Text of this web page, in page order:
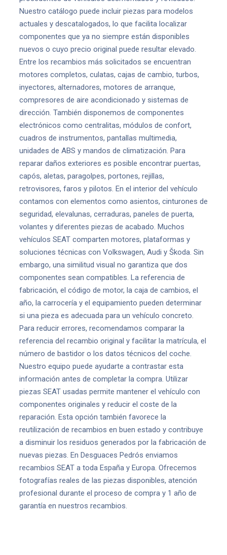
Nuestro catálogo puede incluir piezas para modelos
actuales y descatalogados, lo que facilita localizar
componentes que ya no siempre están disponibles
nuevos o cuyo precio original puede resultar elevado.
Entre los recambios más solicitados se encuentran
motores completos, culatas, cajas de cambio, turbos,
inyectores, alternadores, motores de arranque,
compresores de aire acondicionado y sistemas de
dirección. También disponemos de componentes
electrónicos como centralitas, módulos de confort,
cuadros de instrumentos, pantallas multimedia,
unidades de ABS y mandos de climatización. Para
reparar daños exteriores es posible encontrar puertas,
capós, aletas, paragolpes, portones, rejillas,
retrovisores, faros y pilotos. En el interior del vehículo
contamos con elementos como asientos, cinturones de
seguridad, elevalunas, cerraduras, paneles de puerta,
volantes y diferentes piezas de acabado. Muchos
vehículos SEAT comparten motores, plataformas y
soluciones técnicas con Volkswagen, Audi y Škoda. Sin
embargo, una similitud visual no garantiza que dos
componentes sean compatibles. La referencia de
fabricación, el código de motor, la caja de cambios, el
año, la carrocería y el equipamiento pueden determinar
si una pieza es adecuada para un vehículo concreto.
Para reducir errores, recomendamos comparar la
referencia del recambio original y facilitar la matrícula, el
número de bastidor o los datos técnicos del coche.
Nuestro equipo puede ayudarte a contrastar esta
información antes de completar la compra. Utilizar
piezas SEAT usadas permite mantener el vehículo con
componentes originales y reducir el coste de la
reparación. Esta opción también favorece la
reutilización de recambios en buen estado y contribuye
a disminuir los residuos generados por la fabricación de
nuevas piezas. En Desguaces Pedrós enviamos
recambios SEAT a toda España y Europa. Ofrecemos
fotografías reales de las piezas disponibles, atención
profesional durante el proceso de compra y 1 año de
garantía en nuestros recambios.